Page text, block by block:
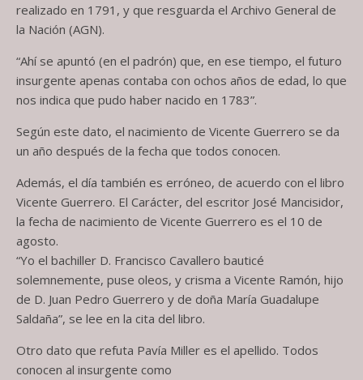
realizado en 1791, y que resguarda el Archivo General de
la Nación (AGN).
“Ahí se apuntó (en el padrón) que, en ese tiempo, el futuro
insurgente apenas contaba con ochos años de edad, lo que
nos indica que pudo haber nacido en 1783”.
Según este dato, el nacimiento de Vicente Guerrero se da
un año después de la fecha que todos conocen.
Además, el día también es erróneo, de acuerdo con el libro
Vicente Guerrero. El Carácter, del escritor José Mancisidor,
la fecha de nacimiento de Vicente Guerrero es el 10 de
agosto.
“Yo el bachiller D. Francisco Cavallero bauticé
solemnemente, puse oleos, y crisma a Vicente Ramón, hijo
de D. Juan Pedro Guerrero y de doña María Guadalupe
Saldaña”, se lee en la cita del libro.
Otro dato que refuta Pavía Miller es el apellido. Todos
conocen al insurgente como